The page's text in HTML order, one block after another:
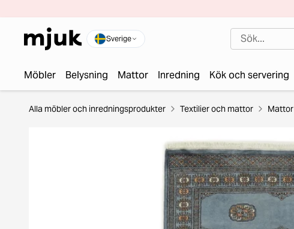
Sverige
Möbler Belysning Mattor Inredning Kök och servering
Alla möbler och inredningsprodukter Textilier och mattor Mattor